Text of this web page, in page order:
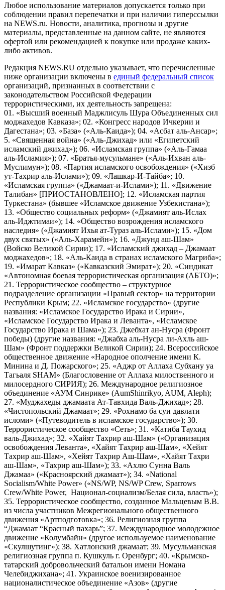
Любое использование материалов допускается только при
соблюдении правил перепечатки и при наличии гиперссылки
на NEWS.ru. Новости, аналитика, прогнозы и другие
материалы, представленные на данном сайте, не являются
офертой или рекомендацией к покупке или продаже каких-
либо активов.
Редакция NEWS.RU отдельно указывает, что перечисленные
ниже организации включены в единый федеральный список
организаций, признанных в соответствии с
законодательством Российской Федерации
террористическими, их деятельность запрещена:
01. «Высший военный Маджлисуль Шура Объединенных сил
моджахедов Кавказа»; 02. «Конгресс народов Ичкерии и
Дагестана»; 03. «База» («Аль-Каида»); 04. «Асбат аль-Ансар»;
5. «Священная война» («Аль-Джихад» или «Египетский
исламский джихад»); 06. «Исламская группа» («Аль-Гамаа
аль-Исламия»); 07. «Братья-мусульмане» («Аль-Ихван аль-
Муслимун»); 08. «Партия исламского освобождения» («Хизб
ут-Тахрир аль-Ислами»); 09. «Лашкар-И-Тайба»; 10.
«Исламская группа» («Джамаат-и-Ислами»); 11. «Движение
Талибан» [ПРИОСТАНОВЛЕНО]; 12. «Исламская партия
Туркестана» (бывшее «Исламское движение Узбекистана»);
13. «Общество социальных реформ» («Джамият аль-Ислах
аль-Иджтимаи»); 14. «Общество возрождения исламского
наследия» («Джамият Ихья ат-Тураз аль-Ислами»); 15. «Дом
двух святых» («Аль-Харамейн»); 16. «Джунд аш-Шам»
(Войско Великой Сирии); 17. «Исламский джихад – Джамаат
моджахедов»; 18. «Аль-Каида в странах исламского Магриба»;
19. «Имарат Кавказ» («Кавказский Эмират»); 20. «Синдикат
«Автономная боевая террористическая организация (АБТО)»;
21. Террористическое сообщество – структурное
подразделение организации «Правый сектор» на территории
Республики Крым; 22. «Исламское государство» (другие
названия: «Исламское Государство Ирака и Сирии»,
«Исламское Государство Ирака и Леванта», «Исламское
Государство Ирака и Шама»); 23. Джебхат ан-Нусра (Фронт
победы) (другие названия: «Джабха аль-Нусра ли-Ахль аш-
Шам» (Фронт поддержки Великой Сирии); 24. Всероссийское
общественное движение «Народное ополчение имени К.
Минина и Д. Пожарского»; 25. «Аджр от Аллаха Субхану уа
Тагьаля SHAM» (Благословение от Аллаха милоственного и
милосердного СИРИЯ); 26. Международное религиозное
объединение «АУМ Синрике» (AumShinrikyo, AUM, Aleph);
27. «Муджахеды джамаата Ат-Тавхида Валь-Джихад»; 28.
«Чистопольский Джамаат»; 29. «Рохнамо ба суи давлати
исломи» («Путеводитель в исламское государство»); 30.
Террористическое сообщество «Сеть»; 31. «Катиба Таухид
валь-Джихад»; 32. «Хайят Тахрир аш-Шам» («Организация
освобождения Леванта», «Хайят Тахрир аш-Шам», «Хейят
Тахрир аш-Шам», «Хейят Тахрир Аш-Шам», «Хайят Тахри
аш-Шам», «Тахрир аш-Шам»); 33. «Ахлю Сунна Валь
Джамаа» («Красноярский джамаат»); 34. «National
Socialism/White Power» («NS/WP, NS/WP Crew, Sparrows
Crew/White Power, Национал-социализм/Белая сила, власть»);
35. Террористическое сообщество, созданное Мальцевым В.В.
из числа участников Межрегионального общественного
движения «Артподготовка»; 36. Религиозная группа
“Джамаат “Красный пахарь”; 37. Международное молодежное
движение «Колумбайн» (другое используемое наименование
«Скулшутинг»); 38. Хатлонский джамаат; 39. Мусульманская
религиозная группа п. Кушкуль г. Оренбург; 40. «Крымско-
татарский добровольческий батальон имени Номана
Челебиджихана»; 41. Украинское военизированное
националистическое объединение «Азов» (другие